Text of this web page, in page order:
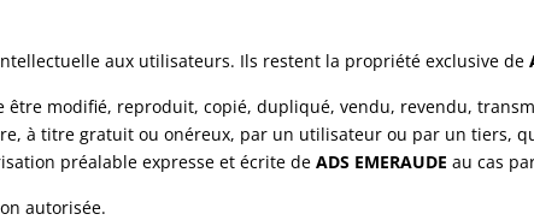
aux utilisateurs. Ils restent la propriété exclusive de
modifié, reproduit, copié, dupliqué, vendu, revendu,
à titre gratuit ou onéreux, par un utilisateur ou par un tiers,
préalable expresse et écrite de ADS EMERAUDE au cas
autorisée.